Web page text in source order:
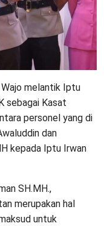
melantik Iptu
sebagai Kasat
personel yang di
dan
kepada Iptu Irwan
SH.MH.,
merupakan hal
untuk